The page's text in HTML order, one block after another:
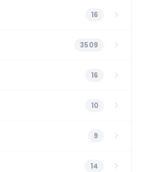
16
3509
16
10
9
14